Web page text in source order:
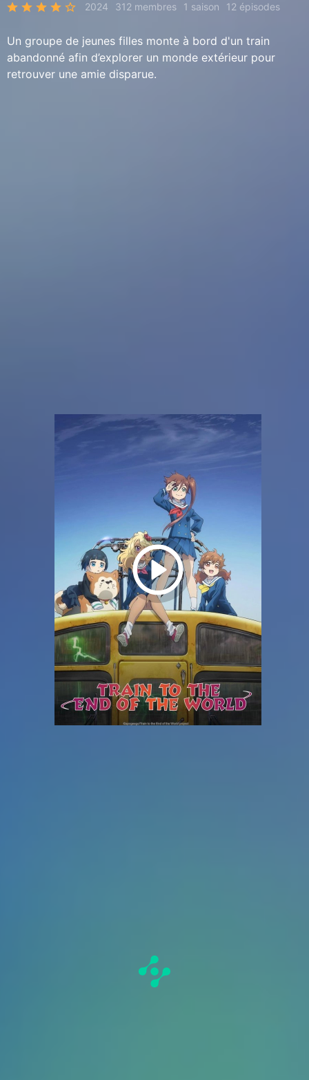
2024 312 membres 1 saison 12 épisodes
Un groupe de jeunes filles monte à bord d'un train
abandonné afin d’explorer un monde extérieur pour
retrouver une amie disparue.